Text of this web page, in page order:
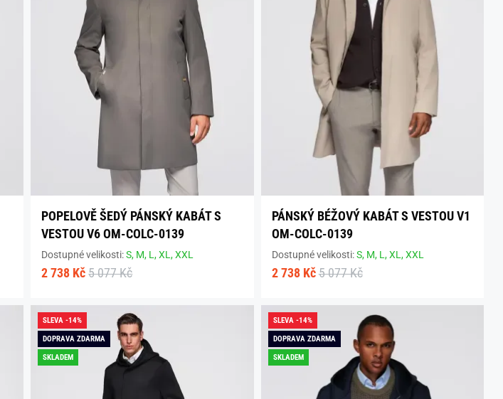
POPELOVĚ ŠEDÝ PÁNSKÝ KABÁT S
VESTOU V6 OM-COLC-0139
Dostupné velikosti:S, M, L,XL,XXL
2 738 Kč 5 077 Kč
PÁNSKÝ BÉŽOVÝ KABÁT S VESTOU V1
OM-COLC-0139
Dostupné velikosti:S, M, L,XL,XXL
2 738 Kč 5 077 Kč
SLEVA -14%
DOPRAVA ZDARMA
SKLADEM
SLEVA -14%
DOPRAVA ZDARMA
SKLADEM